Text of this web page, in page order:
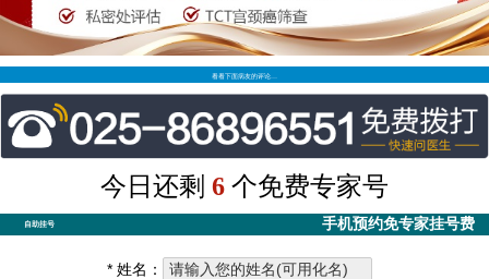
看看下面病友的评论…
今日还剩 6 个免费专家号
自助挂号 手机预约免专家挂号费
* 姓名：